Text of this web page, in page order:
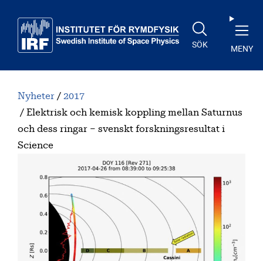
SÖK MENY
Nyheter
2017
Elektrisk och kemisk koppling mellan Saturnus
och dess ringar – svenskt forskningsresultat i
Science